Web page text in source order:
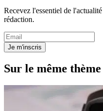
Recevez l'essentiel de
rédaction.
Je m'inscris
Sur le même thème